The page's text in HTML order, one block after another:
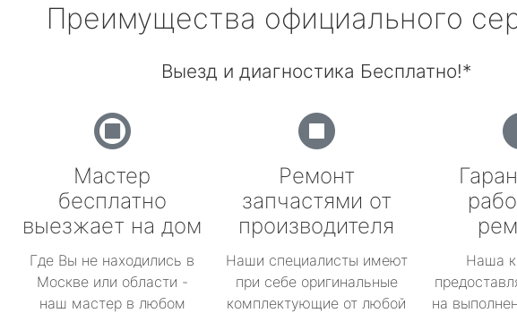
Преимущества официального
Выезд и диагностика Бесплатно!*
Мастер
бесплатно
выезжает на дом
Где Вы не находились в
Москве или области -
наш мастер в любом
Ремонт
запчастями от
производителя
Наши специалисты имеют
при себе оригинальные
комплектующие от любой
Наша
на